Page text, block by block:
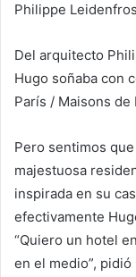
Philippe
Del arquitecto
Hugo soñaba con
París / Maisons de
Pero sentimos
majestuosa
inspirada en su
efectivamente
“Quiero un hotel
en el medio”,